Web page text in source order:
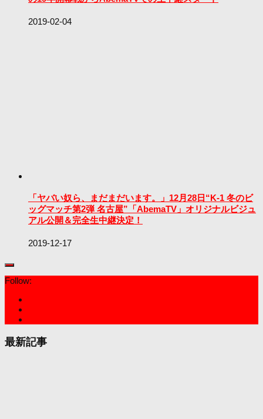
2019-02-04
「ヤバい奴ら、まだまだいます。」12月28日“K-1 冬のビ
ッグマッチ第2弾 名古屋”「AbemaTV」オリジナルビジュ
アル公開＆完全生中継決定！
2019-12-17
Follow:
最新記事